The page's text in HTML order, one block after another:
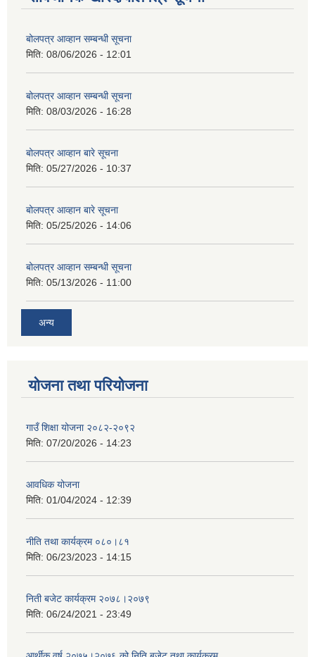
बोलपत्र आव्हान सम्बन्धी सूचना
मिति: 08/06/2026 - 12:01
बोलपत्र आव्हान सम्बन्धी सूचना
मिति: 08/03/2026 - 16:28
बोलपत्र आव्हान बारे सूचना
मिति: 05/27/2026 - 10:37
बोलपत्र आव्हान बारे सूचना
मिति: 05/25/2026 - 14:06
बोलपत्र आव्हान सम्बन्धी सूचना
मिति: 05/13/2026 - 11:00
अन्य
योजना तथा परियोजना
गाउँ शिक्षा योजना २०८२-२०९२
मिति: 07/20/2026 - 14:23
आवधिक योजना
मिति: 01/04/2024 - 12:39
नीति तथा कार्यक्रम ०८०।८१
मिति: 06/23/2023 - 14:15
निती बजेट कार्यक्रम २०७८।२०७९
मिति: 06/24/2021 - 23:49